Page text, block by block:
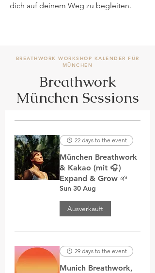
dich auf deinem Weg zu begleiten.
BREATHWORK WORKSHOP KALENDER FÜR
MÜNCHEN
Breathwork
München Sessions
22 days to the event
München Breathwork
& Kakao (mit 🎧)
Expand & Grow 🌱
Sun 30 Aug
Ausverkauft
29 days to the event
Munich Breathwork,